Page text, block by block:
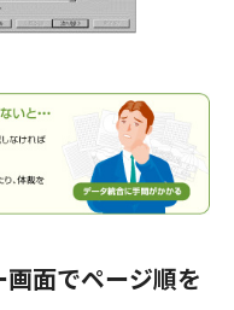
面でページ順を